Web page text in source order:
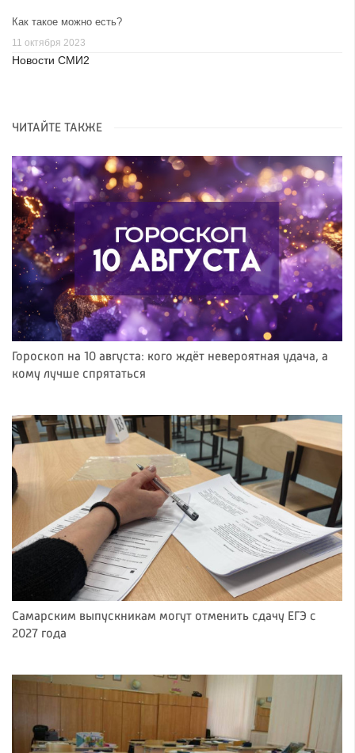
Как такое можно есть?
11 октября 2023
Новости СМИ2
ЧИТАЙТЕ ТАКЖЕ
Гороскоп на 10 августа: кого ждёт невероятная удача, а
кому лучше спрятаться
Самарским выпускникам могут отменить сдачу ЕГЭ с
2027 года